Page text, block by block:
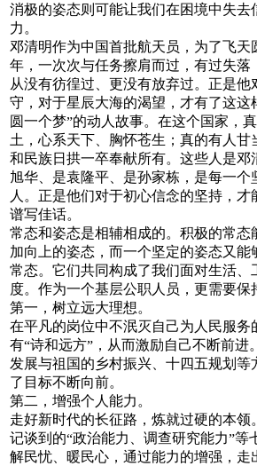
消极的姿态则可能让我们在困境中失去
力。
邓清明作为中国首批航天员，为了飞天
年，一次次与任务擦肩而过，有过失落
从没有彷徨过、更没有放弃过。正是他
守，对于星辰大海的渴望，才有了这这
圆一个梦”的动人故事。在这个国家，
土，心系天下、胸怀苍生；真的有人甘
和民族日拱一卒奉献所有。这些人是邓
旭华、是袁隆平、是孙家栋，是每一个
人。正是他们对于初心信念的坚持，才
谱写佳话。
常态和姿态是相辅相成的。积极的常态
加向上的姿态，而一个坚定的姿态又能
常态。它们共同构成了我们面对生活、
度。作为一个基层公职人员，更需要保
第一，树立远大理想。
在平凡的岗位中不泯灭自己为人民服务
有“诗和远方”，从而激励自己不断前进
发展与祖国的乡村振兴、十四五规划等
了目标不断向前。
第二，增强个人能力。
走好新时代的长征路，炼就过硬的本领
记谈到的“政治能力、调查研究能力”等
解民忧、暖民心，通过能力的增强，走